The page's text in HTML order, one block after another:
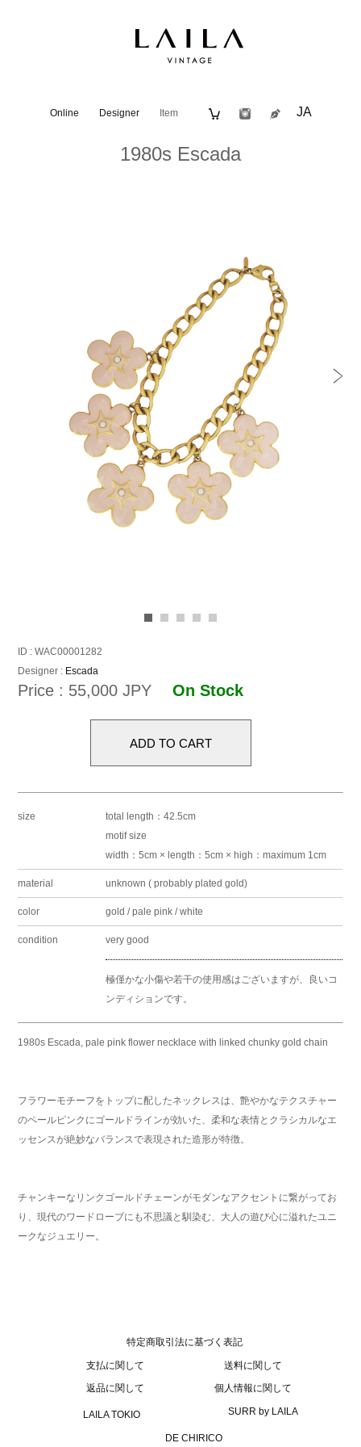
Online Designer Item JA
1980s Escada
ID : WAC00001282
Designer : Escada
Price : 55,000 JPYOn Stock
size
total length：42.5cm
motif size
width：5cm × length：5cm × high：maximum 1cm
material unknown ( probably plated gold)
color gold / pale pink / white
condition very good
極僅かな小傷や若干の使用感はございますが、良いコ
ンディションです。
1980s Escada, pale pink flower necklace with linked chunky gold chain
フラワーモチーフをトップに配したネックレスは、艶やかなテクスチャー
のペールピンクにゴールドラインが効いた、柔和な表情とクラシカルなエ
ッセンスが絶妙なバランスで表現された造形が特徴。
チャンキーなリンクゴールドチェーンがモダンなアクセントに繋がってお
り、現代のワードローブにも不思議と馴染む、大人の遊び心に溢れたユニ
ークなジュエリー。
特定商取引法に基づく表記
支払に関して 送料に関して
返品に関して 個人情報に関して
LAILA TOKIO SURR by LAILA
DE CHIRICO